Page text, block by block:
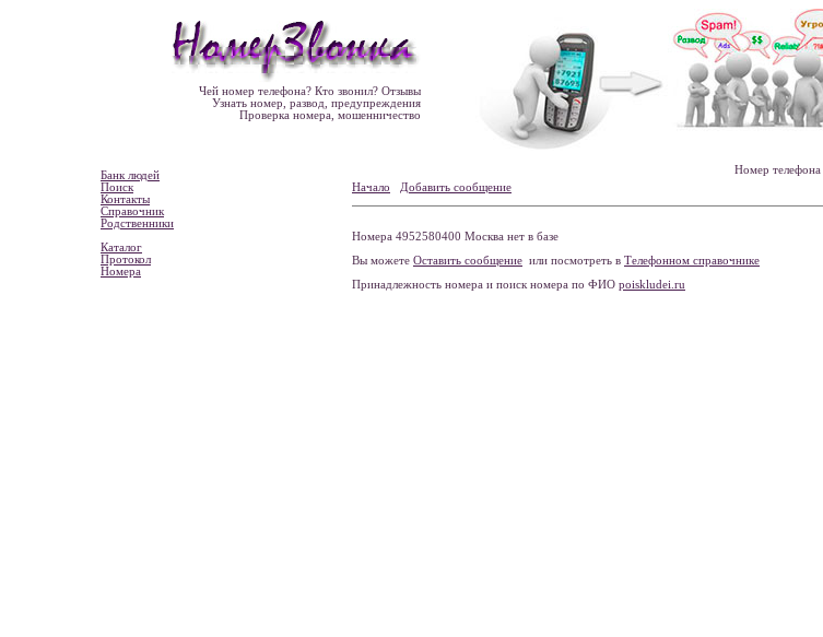
Чей номер телефона? Кто звонил? Отзывы
Узнать номер, развод, предупреждения
Проверка номера, мошенничество
Банк людей
Поиск
Контакты
Справочник
Родственники
Каталог
Протокол
Номера
Номер телефона
Начало
Добавить сообщение
Номера 4952580400 Москва нет в базе
Вы можете Оставить сообщение или посмотреть в Телефонном справочнике
Принадлежность номера и поиск номера по ФИО poiskludei.ru